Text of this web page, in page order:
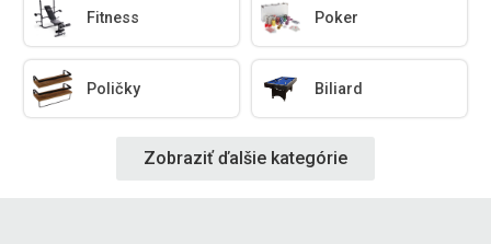
Fitness Poker
Poličky Biliard
Zobraziť ďalšie kategórie